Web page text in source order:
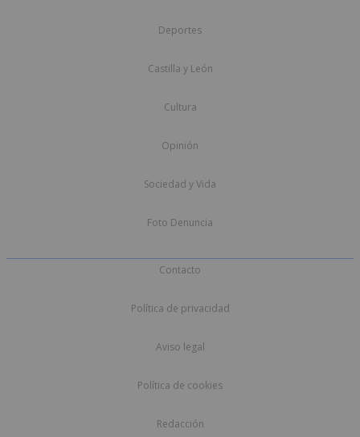
Deportes
Castilla y León
Cultura
Opinión
Sociedad y Vida
Foto Denuncia
Contacto
Política de privacidad
Aviso legal
Política de cookies
Redacción